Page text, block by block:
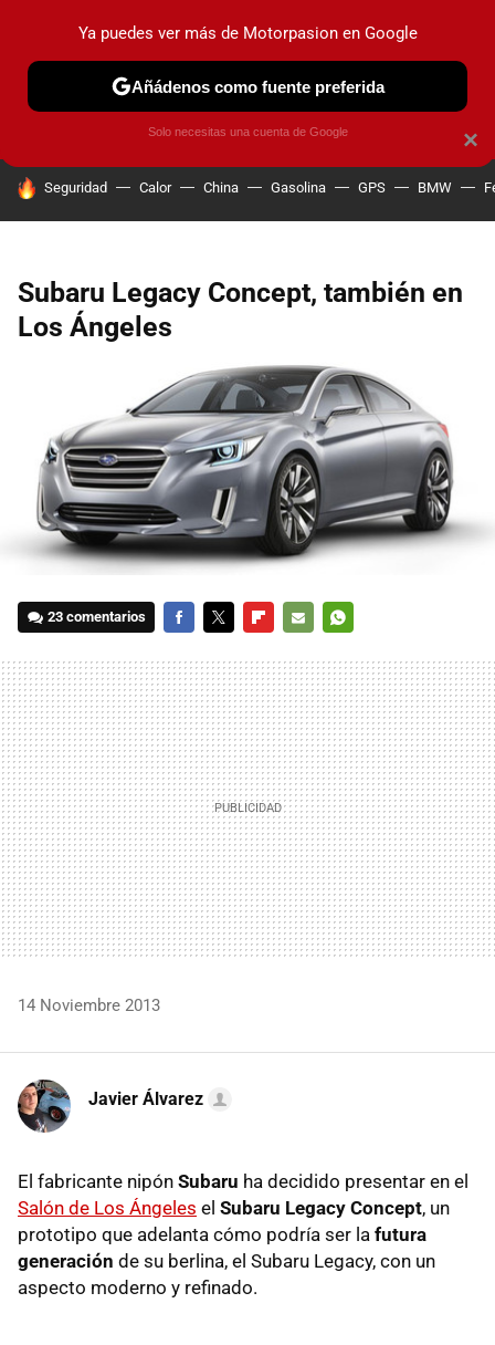
PRUEBAS COCHES ELÉCTRICOS OBSERVATORIO
HOY SE HABLA DE
Seguridad Calor China Gasolina GPS BMW
Subaru Legacy Concept, también en
Los Ángeles
23 comentarios
MAIL
14 Noviembre 2013
Javier Álvarez
El fabricante nipón Subaru ha decidido presentar en el
Salón de Los Ángeles el Subaru Legacy Concept, un
prototipo que adelanta cómo podría ser la futura
generación de su berlina, el Subaru Legacy, con un
aspecto moderno y refinado.
×
Ya puedes ver más de Motorpasion en Google
Añádenos como fuente preferida
Solo necesitas una cuenta de Google